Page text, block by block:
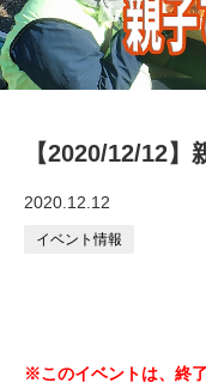
【2020/12/12
2020.12.12
イベント情報
※このイベントは、終了